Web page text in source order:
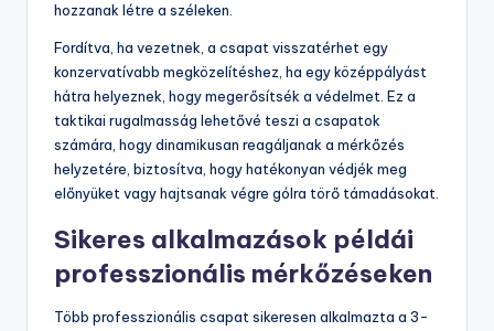
hozzanak létre a széleken.
Fordítva, ha vezetnek, a csapat visszatérhet egy
konzervatívabb megközelítéshez, ha egy középpályást
hátra helyeznek, hogy megerősítsék a védelmet. Ez a
taktikai rugalmasság lehetővé teszi a csapatok
számára, hogy dinamikusan reagáljanak a mérkőzés
helyzetére, biztosítva, hogy hatékonyan védjék meg
előnyüket vagy hajtsanak végre gólra törő támadásokat.
Sikeres alkalmazások példái
professzionális mérkőzéseken
Több professzionális csapat sikeresen alkalmazta a 3-